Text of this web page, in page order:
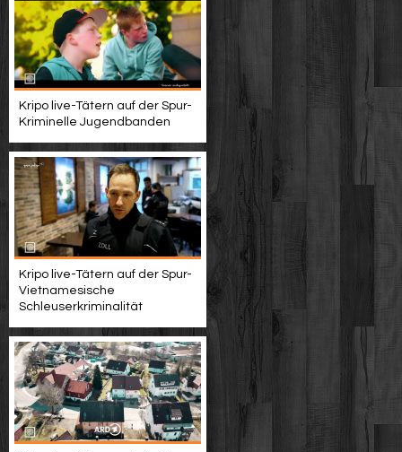
Kripo live-Tätern auf der Spur-
Kriminelle Jugendbanden
Kripo live-Tätern auf der Spur-
Vietnamesische
Schleuserkriminalität